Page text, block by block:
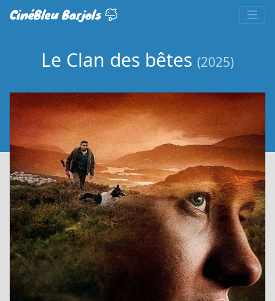
CinéBleu Barjols
Le Clan des bêtes (2025)